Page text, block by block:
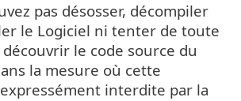
pas désosser, décompiler
le Logiciel ni tenter de toute
le code source du
la mesure où cette
interdite par la